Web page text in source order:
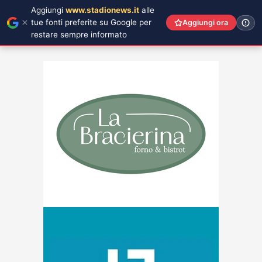
Aggiungi www.stadionews.it alle
tue fonti preferite su Google per
restare sempre informato
Aggiungi ora